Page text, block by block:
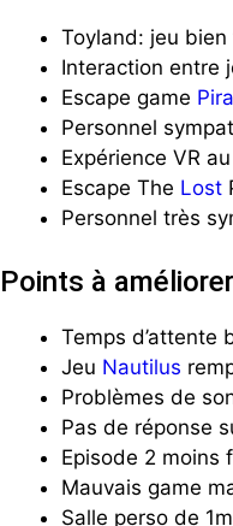
Toyland: jeu
Interaction entre
Escape game
Personnel
Expérience VR
Escape The Lost
Personnel très
Points à
Temps d’attente
Jeu Nautilus
Problèmes de
Pas de réponse
Episode 2 moins
Mauvais game
Salle perso de